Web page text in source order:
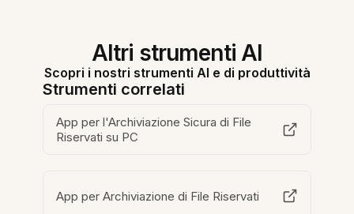
Altri strumenti AI
Scopri i nostri strumenti AI e di produttività
Strumenti correlati
App per l'Archiviazione Sicura di File
Riservati su PC
App per Archiviazione di File Riservati